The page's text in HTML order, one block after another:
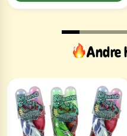
Andre